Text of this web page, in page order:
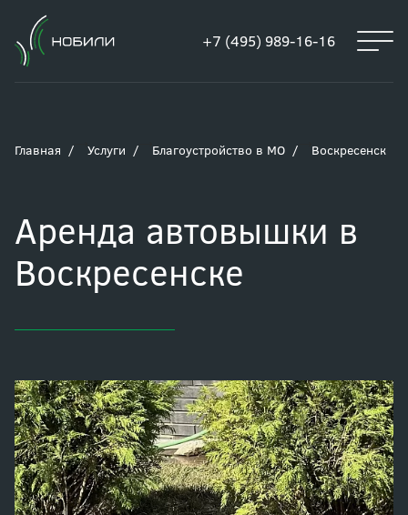
+7 (495) 989-16-16
Главная Услуги Благоустройство в МО Воскресенск
Аренда автовышки в
Воскресенске